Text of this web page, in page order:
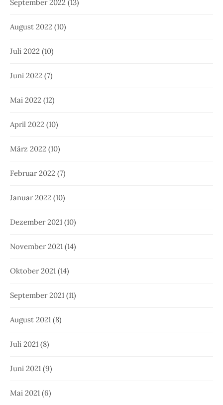
September 2022 (13)
August 2022 (10)
Juli 2022 (10)
Juni 2022 (7)
Mai 2022 (12)
April 2022 (10)
März 2022 (10)
Februar 2022 (7)
Januar 2022 (10)
Dezember 2021 (10)
November 2021 (14)
Oktober 2021 (14)
September 2021 (11)
August 2021 (8)
Juli 2021 (8)
Juni 2021 (9)
Mai 2021 (6)